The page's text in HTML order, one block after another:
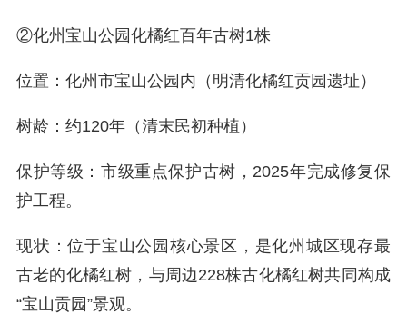
②化州宝山公园化橘红百年古树1株
位置：化州市宝山公园内（明清化橘红贡园遗址）
树龄：约120年（清末民初种植）
保护等级：市级重点保护古树，2025年完成修复保
护工程。
现状：位于宝山公园核心景区，是化州城区现存最
古老的化橘红树，与周边228株古化橘红树共同构成
“宝山贡园”景观。